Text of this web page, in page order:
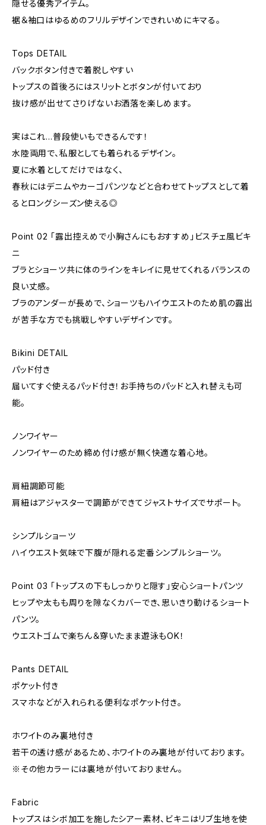
隠せる優秀アイテム。
裾＆袖口はゆるめのフリルデザインできれいめにキマる。
Tops DETAIL
バックボタン付きで着脱しやすい
トップスの首後ろにはスリットとボタンが付いており
抜け感が出せてさりげないお洒落を楽しめます。
実はこれ…普段使いもできるんです！
水陸両用で、私服としても着られるデザイン。
夏に水着としてだけではなく、
春秋にはデニムやカーゴパンツなどと合わせてトップスとして着
るとロングシーズン使える◎
Point 02 「露出控えめで小胸さんにもおすすめ」ビスチェ風ビキ
ニ
ブラとショーツ共に体のラインをキレイに見せてくれるバランスの
良い丈感。
ブラのアンダーが長めで、ショーツもハイウエストのため肌の露出
が苦手な方でも挑戦しやすいデザインです。
Bikini DETAIL
パッド付き
届いてすぐ使えるパッド付き！お手持ちのパッドと入れ替えも可
能。
ノンワイヤー
ノンワイヤーのため締め付け感が無く快適な着心地。
肩紐調節可能
肩紐はアジャスターで調節ができてジャストサイズでサポート。
シンプルショーツ
ハイウエスト気味で下腹が隠れる定番シンプルショーツ。
Point 03 「トップスの下もしっかりと隠す」安心ショートパンツ
ヒップや太もも周りを隙なくカバーでき、思いきり動けるショート
パンツ。
ウエストゴムで楽ちん＆穿いたまま遊泳もOK！
Pants DETAIL
ポケット付き
スマホなどが入れられる便利なポケット付き。
ホワイトのみ裏地付き
若干の透け感があるため、ホワイトのみ裏地が付いております。
※その他カラーには裏地が付いておりません。
Fabric
トップスはシボ加工を施したシアー素材、ビキニはリブ生地を使